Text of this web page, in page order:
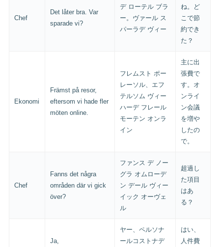
Chef
Det låter bra. Var
sparade vi?
デ ローテル ブラ
ー。ヴァール ス
パーラデ ヴィー
ね。ど
こで節
約でき
た？
Ekonomi
Främst på resor,
eftersom vi hade fler
möten online.
フレムスト ポー
レーソル、エフ
テルソム ヴィー
ハーデ フレール
モーテン オンラ
イン
主に出
張費で
す。オ
ンライ
ン会議
を増や
したの
で。
Chef
Fanns det några
områden där vi gick
över?
ファンス デ ノー
グラ オムローデ
ン デール ヴィー
イック オーヴェ
ル
超過し
た項目
はあ
る？
Ja,
ヤー、ペルソナ
ールコストナデ
はい、
人件費